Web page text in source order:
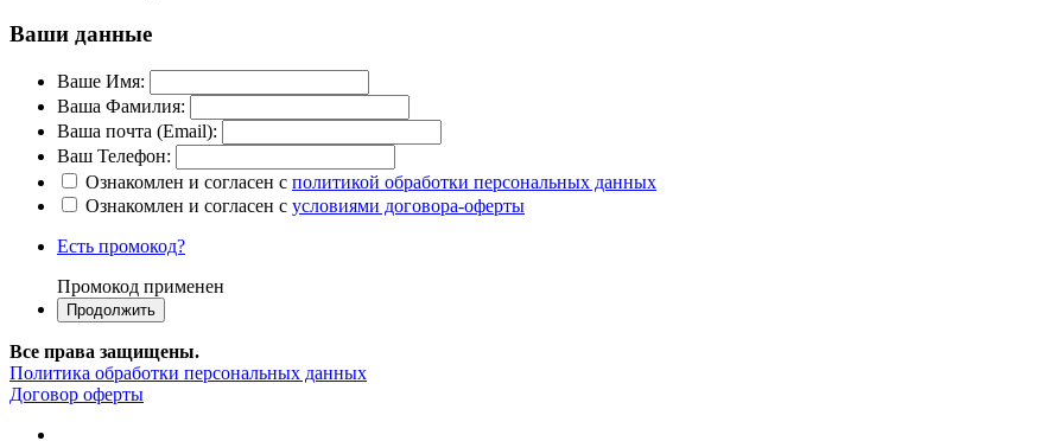
Ваши данные
Ваше Имя:
Ваша Фамилия:
Ваша почта (Email):
Ваш Телефон:
Ознакомлен и согласен с политикой обработки персональных данных
Ознакомлен и согласен с условиями договора-оферты
Есть промокод?
Промокод применен
Все права защищены.
Политика обработки персональных данных
Договор оферты